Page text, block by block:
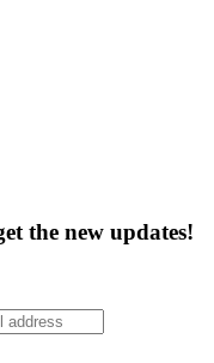
the new updates!